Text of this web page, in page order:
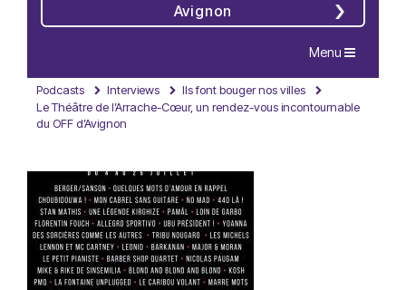
Avignon
Navigation
Menu
Podcasts Interviews
Ils font bouger nos villes
Le Théâtre de l’Arrache-Cœur, un rendez-vous incontournable
du OFF d’Avignon